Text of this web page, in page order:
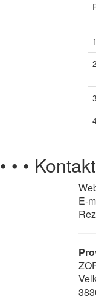
• • •
E-